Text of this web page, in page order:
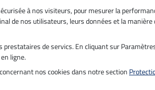
à nos visiteurs, pour mesurer la
de nos utilisateurs, leurs données et la
de servics. En cliquant sur
ligne.
nos cookies dans notre section